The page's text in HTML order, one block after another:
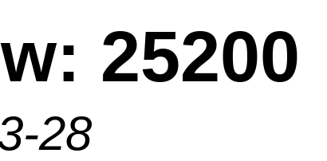
25200
28